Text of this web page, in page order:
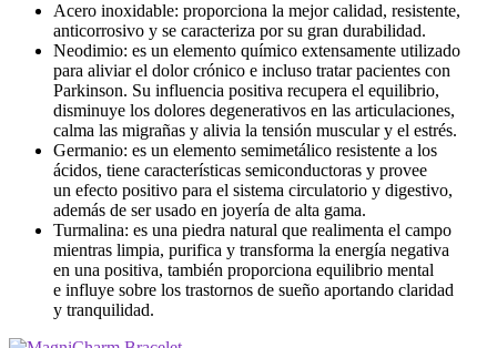
Acero inoxidable: proporciona la mejor calidad, resistente,
anticorrosivo y se caracteriza por su gran durabilidad.
Neodimio: es un elemento químico extensamente utilizado
para aliviar el dolor crónico e incluso tratar pacientes con
Parkinson. Su influencia positiva recupera el equilibrio,
disminuye los dolores degenerativos en las articulaciones,
calma las migrañas y alivia la tensión muscular y el estrés.
Germanio: es un elemento semimetálico resistente a los
ácidos, tiene características semiconductoras y provee
un efecto positivo para el sistema circulatorio y digestivo,
además de ser usado en joyería de alta gama.
Turmalina: es una piedra natural que realimenta el campo
mientras limpia, purifica y transforma la energía negativa
en una positiva, también proporciona equilibrio mental
e influye sobre los trastornos de sueño aportando claridad
y tranquilidad.